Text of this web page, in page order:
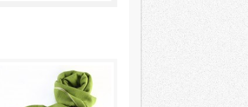
Bufanda reversible, lana